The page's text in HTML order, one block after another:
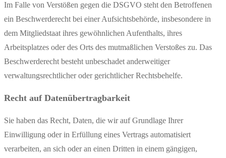
Im Falle von Verstößen gegen die DSGVO steht den Betroffenen
ein Beschwerderecht bei einer Aufsichtsbehörde, insbesondere in
dem Mitgliedstaat ihres gewöhnlichen Aufenthalts, ihres
Arbeitsplatzes oder des Orts des mutmaßlichen Verstoßes zu. Das
Beschwerderecht besteht unbeschadet anderweitiger
verwaltungsrechtlicher oder gerichtlicher Rechtsbehelfe.
Recht auf Datenübertragbarkeit
Sie haben das Recht, Daten, die wir auf Grundlage Ihrer
Einwilligung oder in Erfüllung eines Vertrags automatisiert
verarbeiten, an sich oder an einen Dritten in einem gängigen,